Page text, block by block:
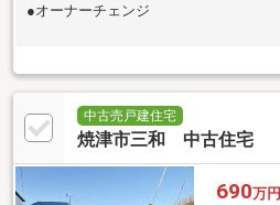
●オーナーチェンジ
中古売戸建住宅
焼津市三和 中古住宅
690万円